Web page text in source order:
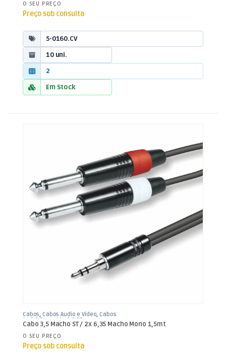
O SEU PREÇO
Preço sob consulta
5-0160.CV
10 uni.
2
Em Stock
Cabos,Cabos Áudio e Vídeo,Cabos
Jack 3,5mm / Jack 6,35mm
Cabo 3,5 Macho ST / 2x 6,35 Macho Mono 1,5mt
O SEU PREÇO
Preço sob consulta